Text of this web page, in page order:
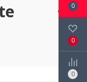
0
0
0